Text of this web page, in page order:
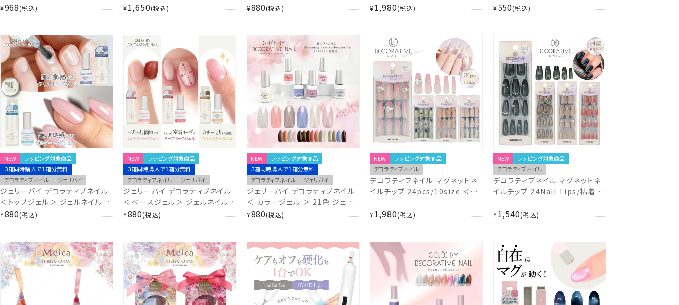
TN12375
¥968 税込 ¥1,650 税込
TN45974
¥880 税込 ¥1,980 税込
ー キューティクルトリマー 粧美
¥550 税込
NEW
ラッピング対象商品
３箱同時購入で１箱分無料
デコラティブネイル
ジェリバイ
ジェリーバイ デコラティブネイル
＜トップジェル＞ ジェルネイル 粧
美堂 SHOBIDO ジェリバイ
¥880 税込
NEW
ラッピング対象商品
３箱同時購入で１箱分無料
デコラティブネイル
ジェリバイ
ジェリーバイ デコラティブネイル
＜ベースジェル＞ ジェルネイル
粧美堂 SHOBIDO ジェリバイ
¥880 税込
NEW
ラッピング対象商品
３箱同時購入で１箱分無料
デコラティブネイル
ジェリバイ
ジェリーバイ デコラティブネイル
＜ カラージェル ＞ 21色 ジェル
ネイル 粧美堂 SHOBIDO ジェリ
¥880 税込
NEW
ラッピング対象商品
デコラティブネイル
デコラティブネイル マグネットネ
イルチップ 24pcs/10size ＜
粧美堂 shobido
¥1,980 税込
NEW
ラッピング対象商品
デコラティブネイル
デコラティブネイル マグネットネ
イルチップ 24Nail Tips/粘着テ
Glow/Lustre/Prima/Halo＞
¥1,540 税込